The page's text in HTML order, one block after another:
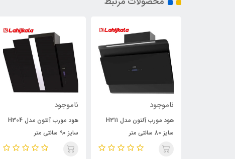
ناموجود
هود مورب آلتون مدل H311
سایز 80 سانتی متر
ناموجود
هود مورب آلتون مدل H304
سایز 90 سانتی متر